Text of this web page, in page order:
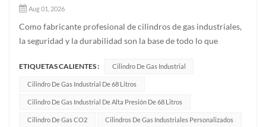
Aug 01, 2026
Como fabricante profesional de cilindros de gas industriales,
la seguridad y la durabilidad son la base de todo lo que
industrial premium de 68 litros, diseñado para cumplir con
los exigentes estándares de seguridad para aplicaciones indu...
ETIQUETAS CALIENTES : Cilindro De Gas Industrial
Cilindro De Gas Industrial De 68 Litros
Cilindro De Gas Industrial De Alta Presión De 68 Litros
Cilindro De Gas CO2 Cilindros De Gas Industriales Personalizados